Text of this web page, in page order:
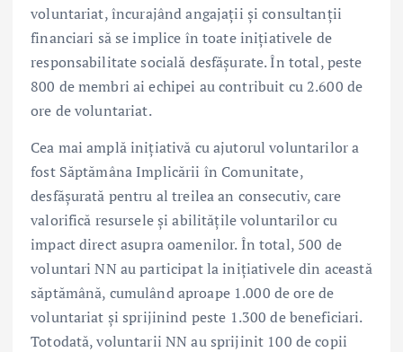
voluntariat, încurajând angajații și consultanții
financiari să se implice în toate inițiativele de
responsabilitate socială desfășurate. În total, peste
800 de membri ai echipei au contribuit cu 2.600 de
ore de voluntariat.
Cea mai amplă inițiativă cu ajutorul voluntarilor a
fost Săptămâna Implicării în Comunitate,
desfășurată pentru al treilea an consecutiv, care
valorifică resursele și abilitățile voluntarilor cu
impact direct asupra oamenilor. În total, 500 de
voluntari NN au participat la inițiativele din această
săptămână, cumulând aproape 1.000 de ore de
voluntariat și sprijinind peste 1.300 de beneficiari.
Totodată, voluntarii NN au sprijinit 100 de copii